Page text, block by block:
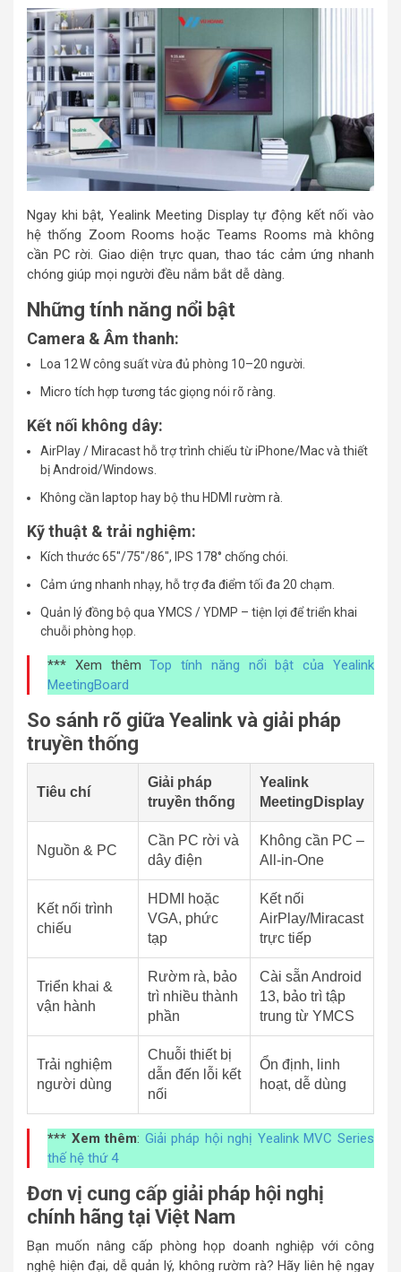
Ngay khi bật, Yealink Meeting Display tự động kết nối vào
hệ thống Zoom Rooms hoặc Teams Rooms mà không
cần PC rời. Giao diện trực quan, thao tác cảm ứng nhanh
chóng giúp mọi người đều nắm bắt dễ dàng.
Những tính năng nổi bật
Camera & Âm thanh:
Loa 12 W công suất vừa đủ phòng 10–20 người.
Micro tích hợp tương tác giọng nói rõ ràng.
Kết nối không dây:
AirPlay / Miracast hỗ trợ trình chiếu từ iPhone/Mac và thiết
bị Android/Windows.
Không cần laptop hay bộ thu HDMI rườm rà.
Kỹ thuật & trải nghiệm:
Kích thước 65″/75″/86″, IPS 178° chống chói.
Cảm ứng nhanh nhạy, hỗ trợ đa điểm tối đa 20 chạm.
Quản lý đồng bộ qua YMCS / YDMP – tiện lợi để triển khai
chuỗi phòng họp.
*** Xem thêmTop tính năng nổi bật của Yealink
MeetingBoard
So sánh rõ giữa Yealink và giải pháp
truyền thống
Tiêu chí
Giải pháp
truyền thống
Yealink
MeetingDisplay
Nguồn & PC
Cần PC rời và
dây điện
Không cần PC –
All-in-One
Kết nối trình
chiếu
HDMI hoặc
VGA, phức
tạp
Kết nối
AirPlay/Miracast
trực tiếp
Triển khai &
vận hành
Rườm rà, bảo
trì nhiều thành
phần
Cài sẵn Android
13, bảo trì tập
trung từ YMCS
Trải nghiệm
người dùng
Chuỗi thiết bị
dẫn đến lỗi kết
nối
Ổn định, linh
hoạt, dễ dùng
*** Xem thêm: Giải pháp hội nghị Yealink MVC Series
thế hệ thứ 4
Đơn vị cung cấp giải pháp hội nghị
chính hãng tại Việt Nam
Bạn muốn nâng cấp phòng họp doanh nghiệp với công
nghệ hiện đại, dễ quản lý, không rườm rà? Hãy liên hệ ngay